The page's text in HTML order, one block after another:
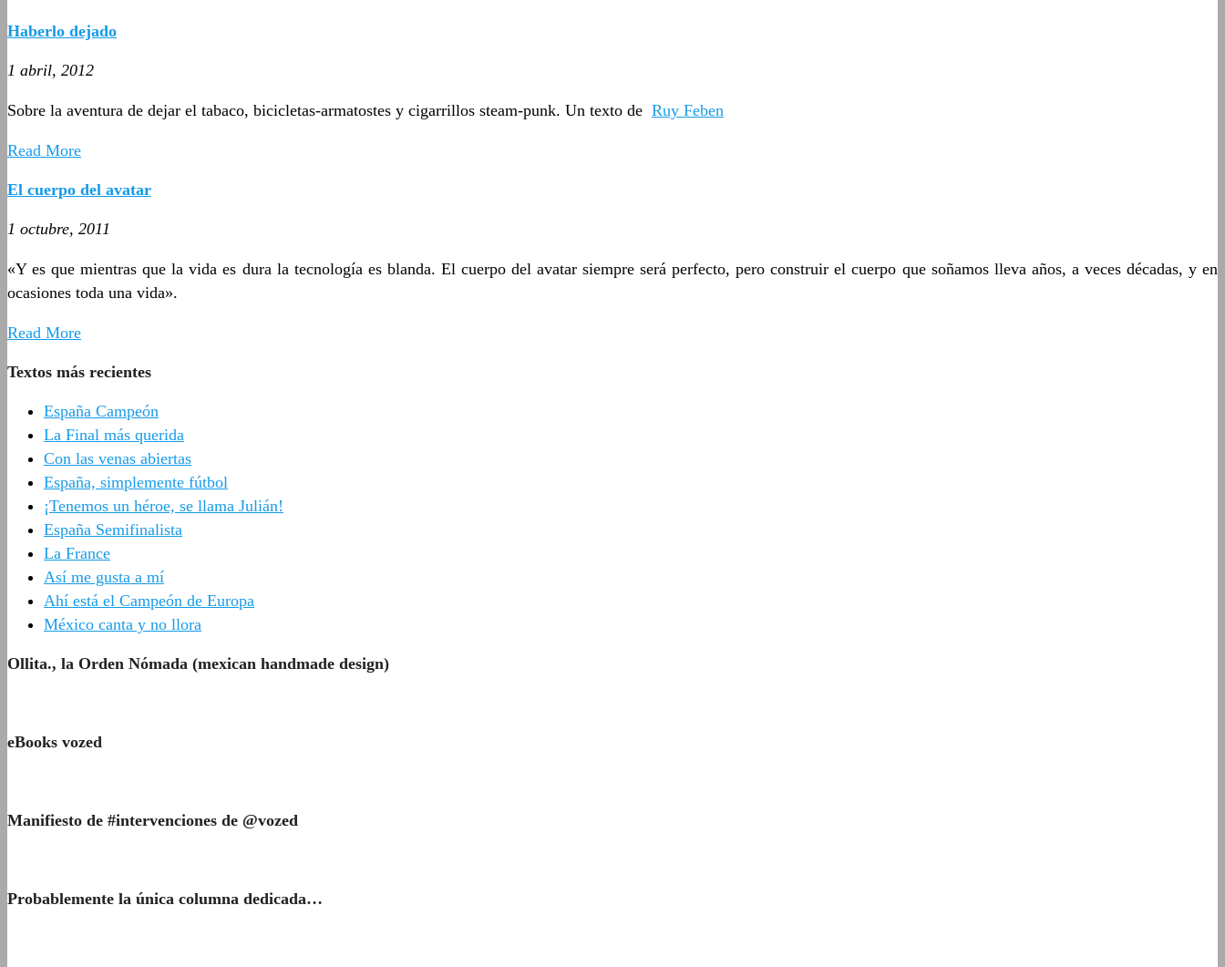
Haberlo dejado
1 abril, 2012
Sobre la aventura de dejar el tabaco, bicicletas-armatostes y cigarrillos steam-punk. Un texto de Ruy Feben
Read More
El cuerpo del avatar
1 octubre, 2011
«Y es que mientras que la vida es dura la tecnología es blanda. El cuerpo del avatar siempre será perfecto, pero construir el cuerpo que soñamos lleva años, a veces décadas, y en
ocasiones toda una vida».
Read More
Textos más recientes
España Campeón
La Final más querida
Con las venas abiertas
España, simplemente fútbol
¡Tenemos un héroe, se llama Julián!
España Semifinalista
La France
Así me gusta a mí
Ahí está el Campeón de Europa
México canta y no llora
Ollita., la Orden Nómada (mexican handmade design)
eBooks vozed
Manifiesto de #intervenciones de @vozed
Probablemente la única columna dedicada…